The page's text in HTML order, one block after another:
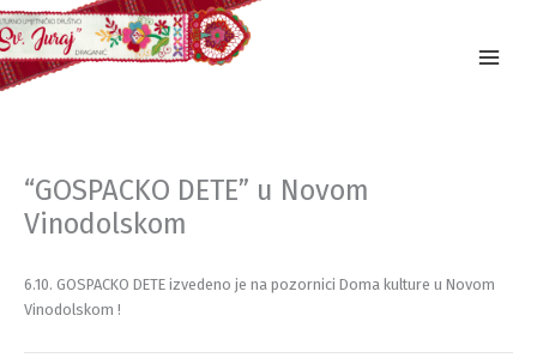
Skip
to
content
“GOSPACKO DETE” u Novom
Vinodolskom
6.10. GOSPACKO DETE izvedeno je na pozornici Doma kulture u Novom
Vinodolskom !